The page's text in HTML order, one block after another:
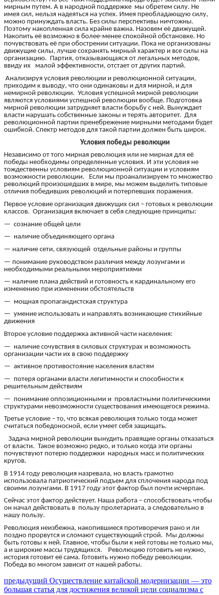
мирным путем. А в народной поддержке мы обретем силу. Не
имея сил, нельзя надеяться на успех. Имея преобладающую силу,
можно принуждать власть. Без силы перспективы ничтожны.
Поэтому накопленная сила крайне важна. Назовем её движущей.
Накопить её возможно в более-менее спокойной обстановке. Но
почувствовать её при обострении ситуации. Пока не организованы
движущие силы, лучше сохранять мирный характер и все силы на
организацию. Партия, отказывающаяся от легальных методов,
ввиду их малой эффективности, отстает от других партий.
Анализируя условия революции и революционной ситуации,
приходим к выводу, что они одинаковы и для мирной, и для
немирной революции. Условия успешной мирной революции
являются условиями успешной революции вообще. Подготовка
мирной революции затрудняет власти борьбу с ней. Вынуждает
власти нарушать собственные законы и терять авторитет. Для
революционной партии пренебрежение мирными методами будет
ошибкой. Спектр методов для такой партии должен быть широк.
Условия победы революции
Независимо от того мирная революция или не мирная для её
победы необходимы определенные условия. И эти условия не
тождественны условиям революционной ситуации и условиям
возможности революции. Если мы проанализируем то множество
революций произошедших в мире, мы можем выделить типовые
отличия победивших революций и потерпевших поражения.
Первое условие организация движущих сил – готовых к революции
классов. Организация включает в себя следующие принципы:
— сознание общей цели
— наличие объединяющего органа
— наличие сети, связующей отдельные районы и группы
— понимание руководством различия между лозунгами и
необходимыми реальными мероприятиями
— наличие плана действий и готовность к кардинальному его
изменению при изменении обстоятельств
— мощная пропагандистская структура
— умение использовать и направлять возникающие стихийные
движения
Второе условие поддержка активной части населения:
— наличие сочувствия в силовых структурах и возможность
организации части их в свою поддержку
— активное противостояние населения властям
— потеря органами власти легитимности и способности к
решительным действиям
— понимание оппозиционными и провластными политическими
структурами невозможности существования имеющегося режима.
Третье условие – то, что всякая революция только тогда может
считаться победоносной, если умеет себя защищать.
Задача мирной революции вынудить правящие органы отказаться
от власти. Такое возможно редко, и только когда эти органы
почувствуют потерю поддержки народных масс и политических
кругов.
В 1914 году революция назревала, но власть грамотно
использовала патриотический подъем для сплочения народа под
своими лозунгами. В 1917 году этот фактор был почти исчерпан.
Сейчас этот фактор действует. Наша работа – способствовать чтобы
он начал действовать в пользу пролетариата, а следовательно в
нашу пользу.
Революция неизбежна, накопившиеся противоречия рано и ли
поздно прорвутся и сломают существующий строй. Мы должны
быть готовы к ней. Главное, чтобы были к ней готовы не только мы,
а и широкие массы трудящихся. Революцию готовить не нужно,
история готовит её сама. Готовить нужно победу революции.
Победа во многом зависит от нашей работы.
Навигация
предыдущий Предыдущий
пост:
Осуществление китайской модернизации — это
большая статья для достижения великой цели социализма с